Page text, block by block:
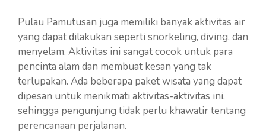
Pulau Pamutusan juga memiliki banyak aktivitas air
yang dapat dilakukan seperti snorkeling, diving, dan
menyelam. Aktivitas ini sangat cocok untuk para
pencinta alam dan membuat kesan yang tak
terlupakan. Ada beberapa paket wisata yang dapat
dipesan untuk menikmati aktivitas-aktivitas ini,
sehingga pengunjung tidak perlu khawatir tentang
perencanaan perjalanan.